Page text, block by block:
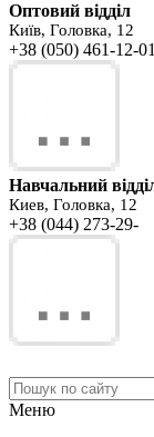
Оптовий відділ
Київ, Головка, 12
+38 (050) 461-12-01
Навчальний
Киев, Головка, 12
+38 (044) 273-29-
Меню